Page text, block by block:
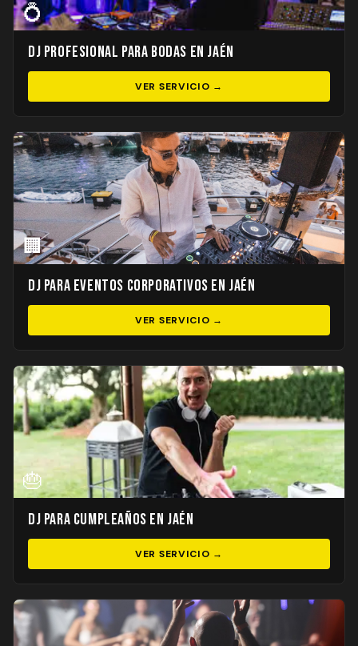
💍
DJ Profesional para Bodas en Jaén
VER SERVICIO →
🏢
DJ para Eventos Corporativos en Jaén
VER SERVICIO →
🎂
DJ para Cumpleaños en Jaén
VER SERVICIO →